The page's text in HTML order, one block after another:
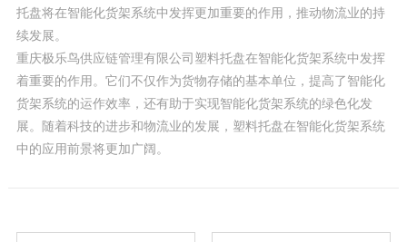
托盘将在智能化货架系统中发挥更加重要的作用，推动物流业的持
续发展。
重庆极乐鸟供应链管理有限公司塑料托盘在智能化货架系统中发挥
着重要的作用。它们不仅作为货物存储的基本单位，提高了智能化
货架系统的运作效率，还有助于实现智能化货架系统的绿色化发
展。随着科技的进步和物流业的发展，塑料托盘在智能化货架系统
中的应用前景将更加广阔。